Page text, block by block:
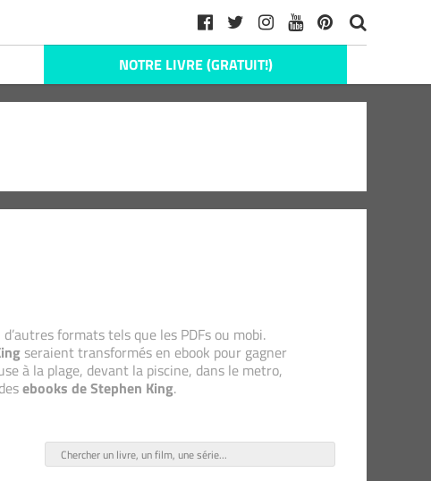
NOTRE LIVRE (GRATUIT!)
formats tels que les PDFs ou mobi.
seraient transformés en ebook pour gagner
à la plage, devant la piscine, dans le metro,
ebooks de Stephen King.